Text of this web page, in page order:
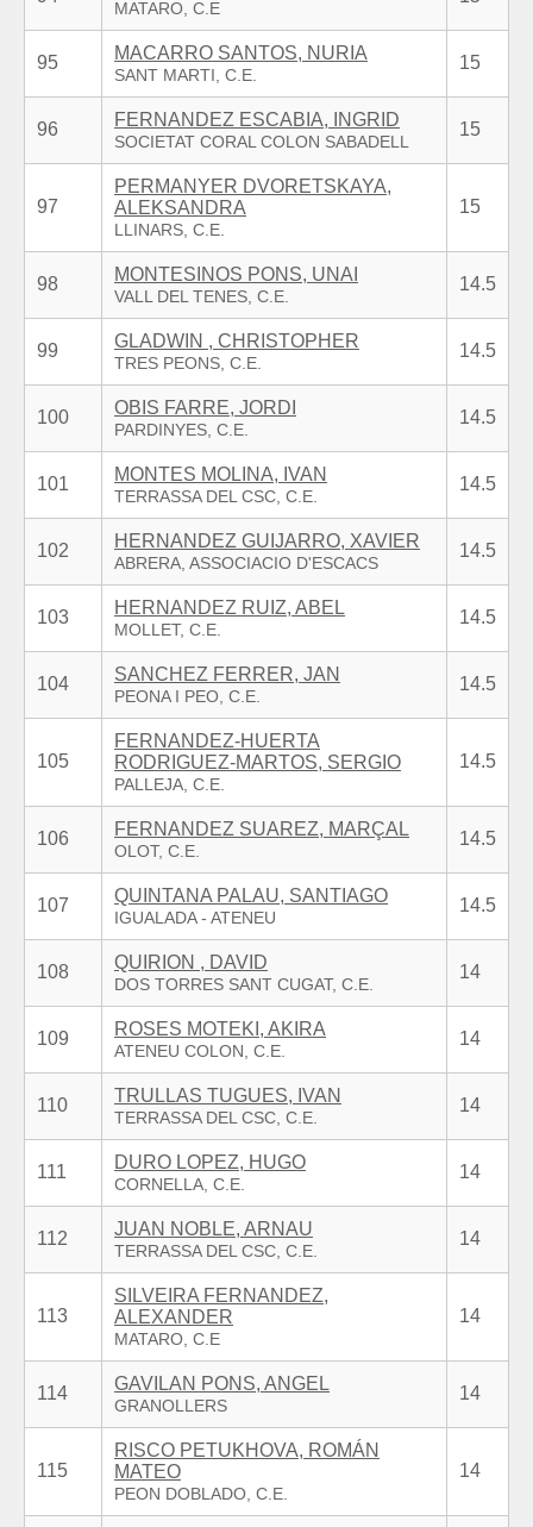
95 MACARRO SANTOS, NURIA 15
96 FERNANDEZ ESCABIA, INGRID 15
97
PERMANYER DVORETSKAYA,
ALEKSANDRA
15
98 MONTESINOS PONS, UNAI 14.5
99 GLADWIN , CHRISTOPHER 14.5
100 OBIS FARRE, JORDI 14.5
101 MONTES MOLINA, IVAN 14.5
102 HERNANDEZ GUIJARRO, XAVIER 14.5
103 HERNANDEZ RUIZ, ABEL 14.5
104 SANCHEZ FERRER, JAN 14.5
105
FERNANDEZ-HUERTA
RODRIGUEZ-MARTOS, SERGIO
14.5
106 FERNANDEZ SUAREZ, MARÇAL 14.5
107 QUINTANA PALAU, SANTIAGO 14.5
108 QUIRION , DAVID 14
109 ROSES MOTEKI, AKIRA 14
110 TRULLAS TUGUES, IVAN 14
111 DURO LOPEZ, HUGO 14
112 JUAN NOBLE, ARNAU 14
113
SILVEIRA FERNANDEZ,
ALEXANDER
14
114 GAVILAN PONS, ANGEL 14
115
RISCO PETUKHOVA, ROMÁN
MATEO
14